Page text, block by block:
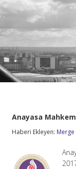
Anayasa
Haberi Ekleyen: